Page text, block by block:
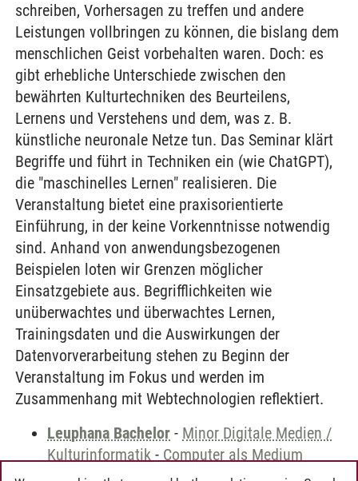
schreiben, Vorhersagen zu treffen und andere
Leistungen vollbringen zu können, die bislang dem
menschlichen Geist vorbehalten waren. Doch: es
gibt erhebliche Unterschiede zwischen den
bewährten Kulturtechniken des Beurteilens,
Lernens und Verstehens und dem, was z. B.
künstliche neuronale Netze tun. Das Seminar klärt
Begriffe und führt in Techniken ein (wie ChatGPT),
die "maschinelles Lernen" realisieren. Die
Veranstaltung bietet eine praxisorientierte
Einführung, in der keine Vorkenntnisse notwendig
sind. Anhand von anwendungsbezogenen
Beispielen loten wir Grenzen möglicher
Einsatzgebiete aus. Begrifflichkeiten wie
unüberwachtes und überwachtes Lernen,
Trainingsdaten und die Auswirkungen der
Datenvorverarbeitung stehen zu Beginn der
Veranstaltung im Fokus und werden im
Zusammenhang mit Webtechnologien reflektiert.
Leuphana Bachelor - Minor Digitale Medien /
Kulturinformatik - Computer als Medium